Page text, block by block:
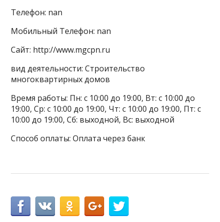
Телефон: nan
Мобильный Телефон: nan
Сайт: http://www.mgcpn.ru
вид деятельности: Строительство
многоквартирных домов
Время работы: Пн: с 10:00 до 19:00, Вт: с 10:00 до
19:00, Ср: с 10:00 до 19:00, Чт: с 10:00 до 19:00, Пт: с
10:00 до 19:00, Сб: выходной, Вс: выходной
Способ оплаты: Оплата через банк